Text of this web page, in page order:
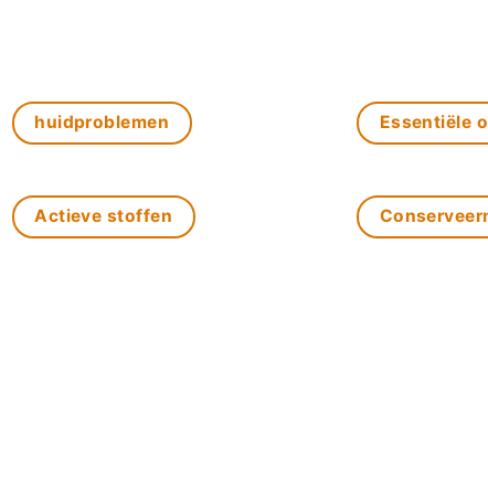
huidproblemen Essentiële
Actieve stoffen